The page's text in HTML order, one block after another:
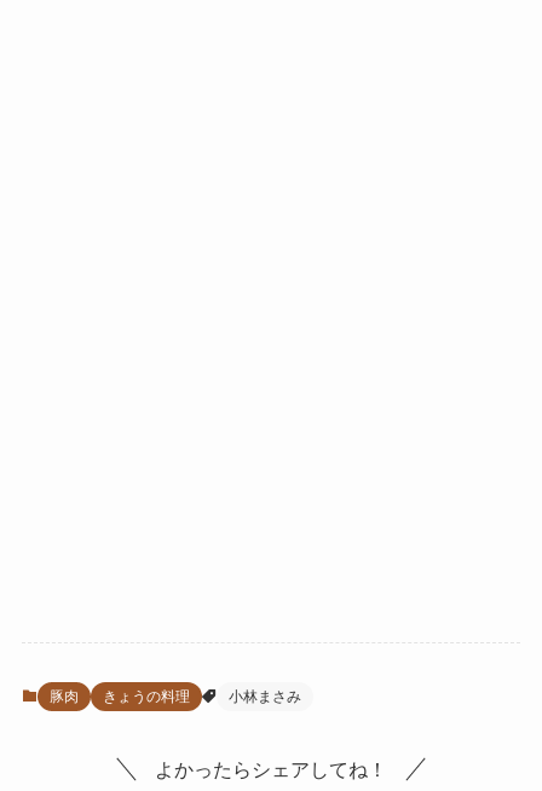
豚肉 きょうの料理 小林まさみ
よかったらシェアしてね！